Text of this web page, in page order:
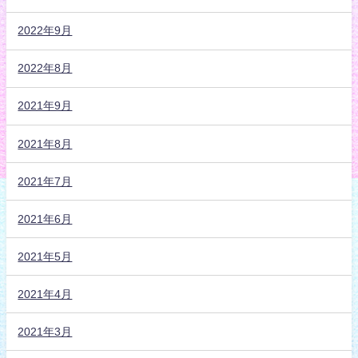
2022年9月
2022年8月
2021年9月
2021年8月
2021年7月
2021年6月
2021年5月
2021年4月
2021年3月